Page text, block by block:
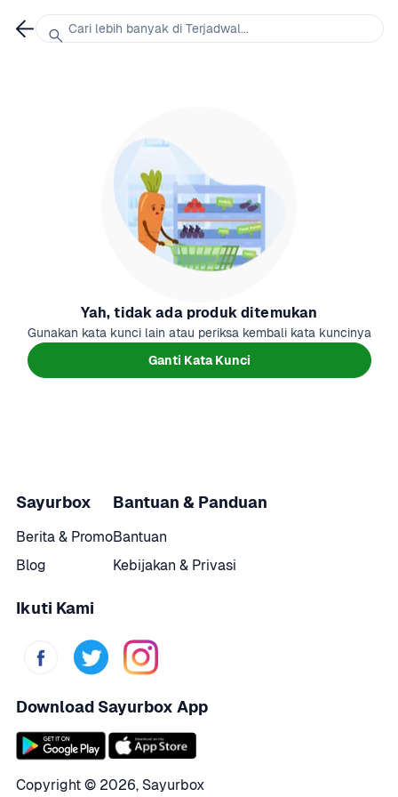
Yah, tidak ada produk ditemukan
Gunakan kata kunci lain atau periksa kembali kata kuncinya
Ganti Kata Kunci
Sayurbox
Berita & Promo
Blog
Bantuan & Panduan
Bantuan
Kebijakan & Privasi
Ikuti Kami
Download Sayurbox App
Copyright © 2026, Sayurbox
Cari lebih banyak di Terjadwal...